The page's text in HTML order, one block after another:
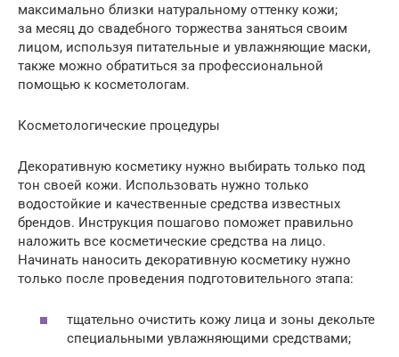
максимально близки натуральному оттенку кожи;
за месяц до свадебного торжества заняться своим
лицом, используя питательные и увлажняющие маски,
также можно обратиться за профессиональной
помощью к косметологам.
Косметологические процедуры
Декоративную косметику нужно выбирать только под
тон своей кожи. Использовать нужно только
водостойкие и качественные средства известных
брендов. Инструкция пошагово поможет правильно
наложить все косметические средства на лицо.
Начинать наносить декоративную косметику нужно
только после проведения подготовительного этапа:
тщательно очистить кожу лица и зоны декольте
специальными увлажняющими средствами;